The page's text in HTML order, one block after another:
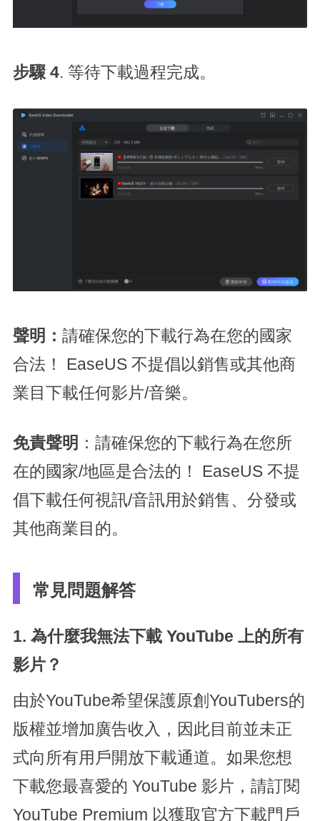
步驟4. 等待下載過程完成。
聲明： 請確保您的下載行為在您的國家
合法！ EaseUS 不提倡以銷售或其他商
業目下載任何影片/音樂。
免責聲明 ：請確保您的下載行為在您所
在的國家/地區是合法的！ EaseUS 不提
倡下載任何視訊/音訊用於銷售、分發或
其他商業目的。
常見問題解答
1. 為什麼我無法下載 YouTube 上的所有
影片？
由於YouTube希望保護原創YouTubers的
版權並增加廣告收入，因此目前並未正
式向所有用戶開放下載通道。如果您想
下載您最喜愛的 YouTube 影片，請訂閱
YouTube Premium 以獲取官方下載門戶